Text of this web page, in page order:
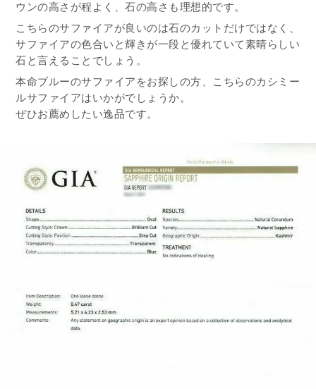
ウンの高さが程よく、石の高さも理想的です。
こちらのサファイアが良いのは石のカットだけではなく、
サファイアの色合いと輝きが一段と優れていて素晴らしい
石と言えることでしょう。
本命ブルーのサファイアをお探しの方、こちらのカシミー
ルサファイアはいかがでしょうか。
ぜひお薦めしたい逸品です。